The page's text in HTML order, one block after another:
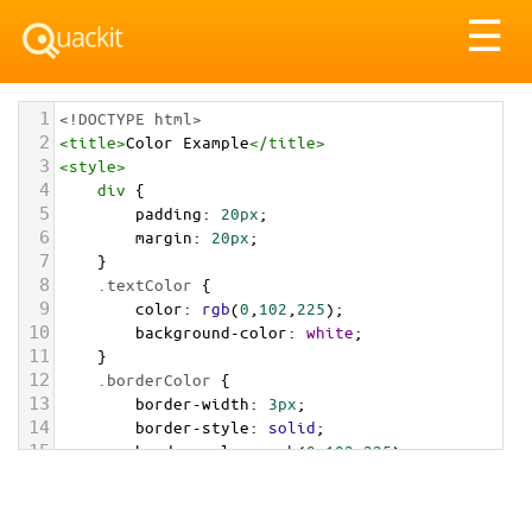
☰
1 <!DOCTYPE html>
2 <title>Color Example</title>
3 <style>
4 div {
5 padding: 20px;
6 margin: 20px;
7 }
8 .textColor {
9 color: rgb(0 102 225);
10 background-color: white;
11 }
12 .borderColor {
13 border-width: 3px;
14 border-style: solid;
15 border-color: rgb(0,102,225);